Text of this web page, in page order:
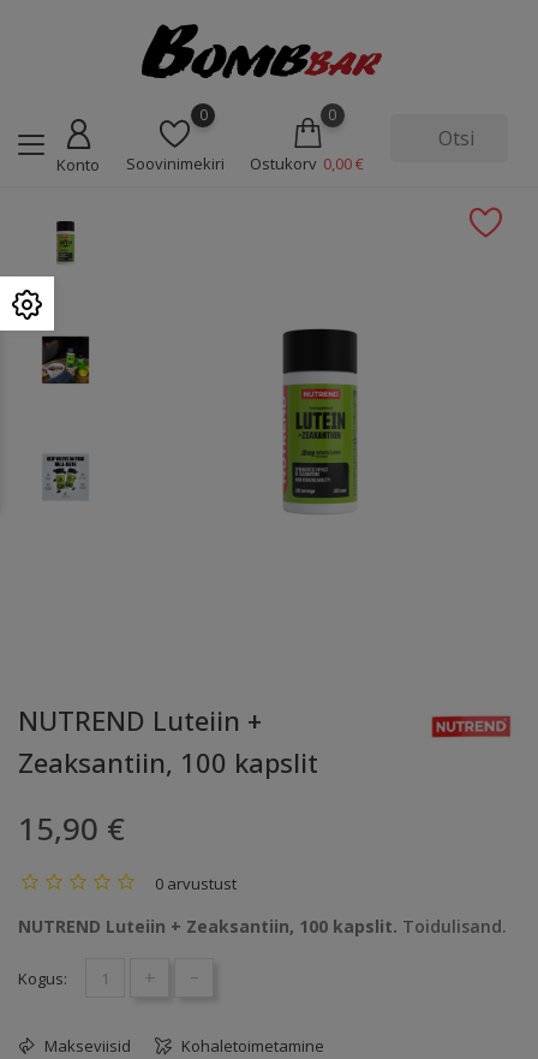
Konto
0
Soovinimekiri
0
Ostukorv 0,00 €
NUTREND Luteiin +
Zeaksantiin, 100 kapslit
15,90 €
0 arvustust
NUTREND Luteiin + Zeaksantiin, 100 kapslit. Toidulisand.
Kogus: + -
Makseviisid Kohaletoimetamine